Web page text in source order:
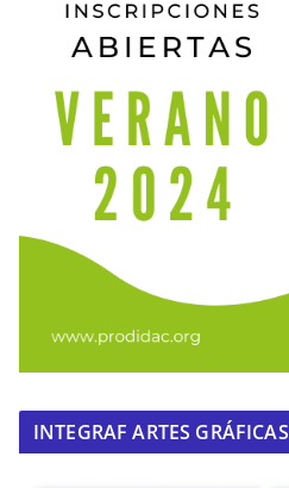
INTEGRAF ARTES GRÁFICAS